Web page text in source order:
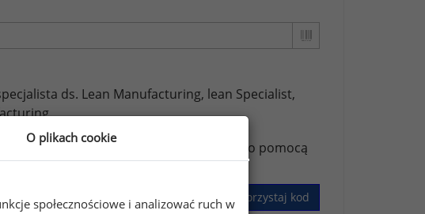
ds. Lean Manufacturing, lean Specialist,
z powyższych stanowisk możesz za jego pomocą
Wykorzystaj kod
O plikach cookie
społecznościowe i analizować ruch w